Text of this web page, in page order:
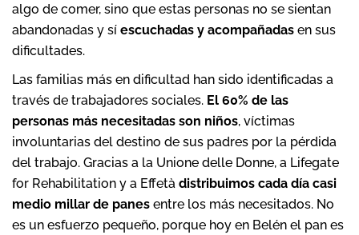
algo de comer, sino que estas personas no se sientan
abandonadas y sí escuchadas y acompañadas en sus
dificultades.
Las familias más en dificultad han sido identificadas a
través de trabajadores sociales. El 60% de las
personas más necesitadas son niños, víctimas
involuntarias del destino de sus padres por la pérdida
del trabajo. Gracias a la Unione delle Donne, a Lifegate
for Rehabilitation y a Effetà distribuimos cada día casi
medio millar de panes entre los más necesitados. No
es un esfuerzo pequeño, porque hoy en Belén el pan es